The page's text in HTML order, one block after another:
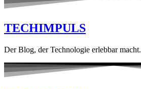
TECHIMPULS
Der Blog, der Technologie erlebbar macht.